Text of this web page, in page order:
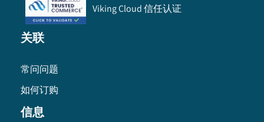
Viking Cloud 信任认证
关联
常问问题
如何订购
信息